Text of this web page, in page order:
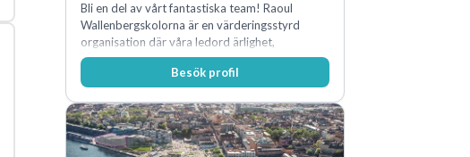
Bli en del av vårt fantastiska team! Raoul
Wallenbergskolorna är en värderingsstyrd
organisation där våra ledord ärlighet,
medkänsla, mod och handlingskraft
genomsyrar allt vi gör. Vi är tydliga med vad vi
samtidigt möjligheter att växa och utvecklas
internt.
Besök profil